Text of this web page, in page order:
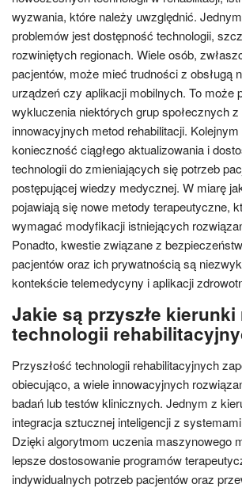
wyzwania, które należy uwzględnić.
problemów jest dostępność technologii,
rozwiniętych regionach. Wiele osób,
pacjentów, może mieć trudności z obsługą
urządzeń czy aplikacji mobilnych. To może
wykluczenia niektórych grup społecznych
innowacyjnych metod rehabilitacji.
konieczność ciągłego aktualizowania i
technologii do zmieniających się potrzeb
postępującej wiedzy medycznej. W miarę
pojawiają się nowe metody terapeutyczne,
wymagać modyfikacji istniejących
Ponadto, kwestie związane z
pacjentów oraz ich prywatnością są
kontekście telemedycyny i aplikacji
Jakie są przyszłe
technologii
Przyszłość technologii rehabilitacyjnych
obiecująco, a wiele innowacyjnych
badań lub testów klinicznych. Jednym z
integracja sztucznej inteligencji z
Dzięki algorytmom uczenia maszynowego
lepsze dostosowanie programów
indywidualnych potrzeb pacjentów oraz